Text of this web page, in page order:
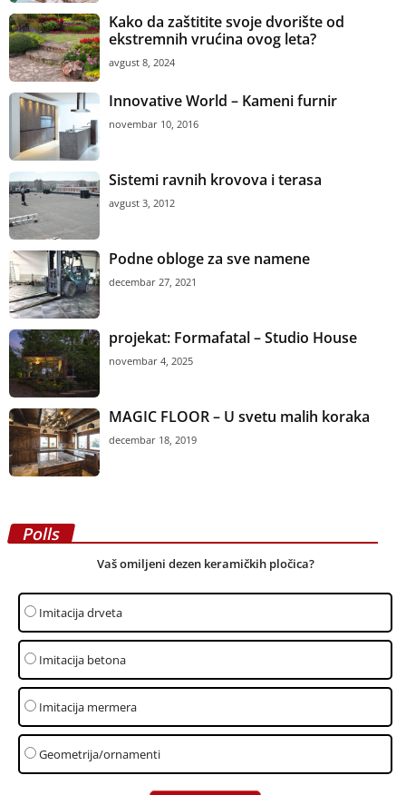
Kako da zaštitite svoje dvorište od
ekstremnih vrućina ovog leta?
avgust 8, 2024
Innovative World – Kameni furnir
novembar 10, 2016
Sistemi ravnih krovova i terasa
avgust 3, 2012
Podne obloge za sve namene
decembar 27, 2021
projekat: Formafatal – Studio House
novembar 4, 2025
MAGIC FLOOR – U svetu malih koraka
decembar 18, 2019
Polls
Vaš omiljeni dezen keramičkih pločica?
Imitacija drveta
Imitacija betona
Imitacija mermera
Geometrija/ornamenti